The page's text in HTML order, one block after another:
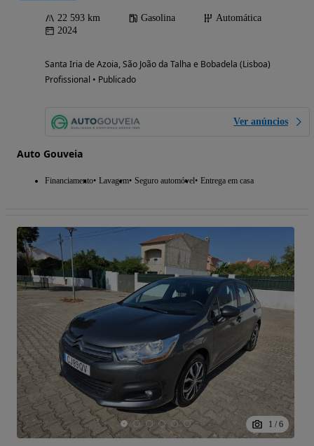
22 593 km Gasolina
Automática
2024
Santa Iria de Azoia, São João da Talha e Bobadela (Lisboa)
Profissional • Publicado
Ver anúncios
Auto Gouveia
Financiamento Lavagem Seguro automóvel Entrega em casa
1 / 6